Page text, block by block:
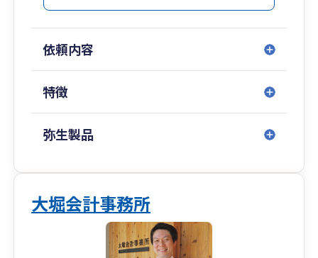
依頼内容
特徴
弥生製品
大堀会計事務所